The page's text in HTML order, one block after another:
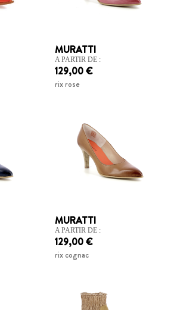
MURATTI
A PARTIR DE :
129,00 €
rix rose
MURATTI
A PARTIR DE :
129,00 €
rix cognac